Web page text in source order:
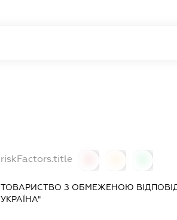
riskFactors.title
ТОВАРИСТВО З ОБМЕЖЕНОЮ
УКРАЇНА"